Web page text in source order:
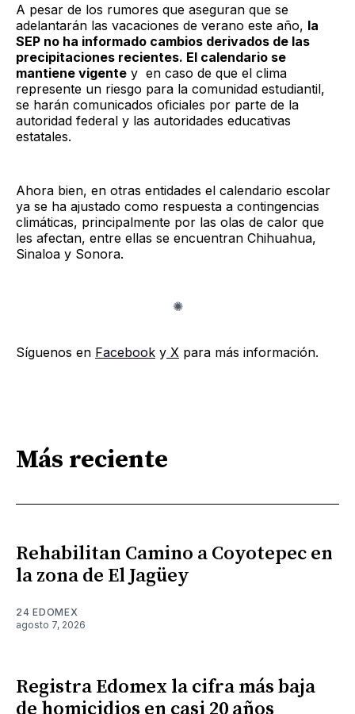
A pesar de los rumores que aseguran que se
adelantarán las vacaciones de verano este año, la
SEP no ha informado cambios derivados de las
precipitaciones recientes. El calendario se
mantiene vigente y en caso de que el clima
represente un riesgo para la comunidad estudiantil,
se harán comunicados oficiales por parte de la
autoridad federal y las autoridades educativas
estatales.
Ahora bien, en otras entidades el calendario escolar
ya se ha ajustado como respuesta a contingencias
climáticas, principalmente por las olas de calor que
les afectan, entre ellas se encuentran Chihuahua,
Sinaloa y Sonora.
Síguenos en Facebook y X para más información.
Más reciente
Rehabilitan Camino a Coyotepec en
la zona de El Jagüey
24 EDOMEX
agosto 7, 2026
Registra Edomex la cifra más baja
de homicidios en casi 20 años